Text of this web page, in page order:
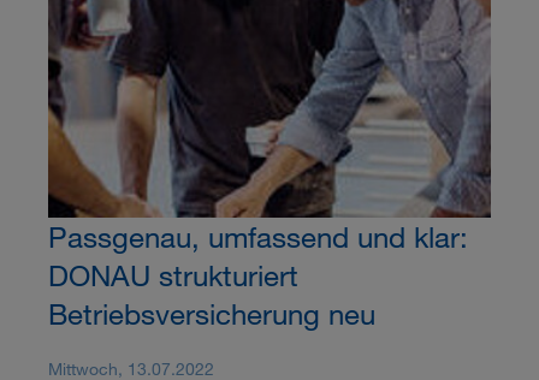
Passgenau, umfassend und klar:
DONAU strukturiert
Betriebsversicherung neu
Mittwoch, 13.07.2022